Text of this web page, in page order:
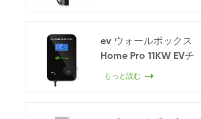
ev ウォールボックス
Home Pro 11KW EVチ
ャージャー
もっと読む